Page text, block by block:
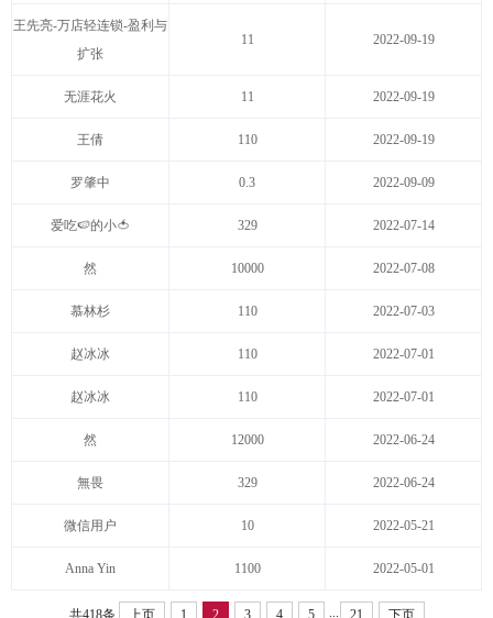
王先亮-万店轻连锁-盈利与
扩张
11 2022-09-19
无涯花火 11 2022-09-19
王倩 110 2022-09-19
罗肇中 0.3 2022-09-09
爱吃🍉的小🍅 329 2022-07-14
然 10000 2022-07-08
慕林杉 110 2022-07-03
赵冰冰 110 2022-07-01
赵冰冰 110 2022-07-01
然 12000 2022-06-24
無畏 329 2022-06-24
微信用户 10 2022-05-21
Anna Yin 1100 2022-05-01
共418条 上页 1 2 3 4 5 ... 21 下页